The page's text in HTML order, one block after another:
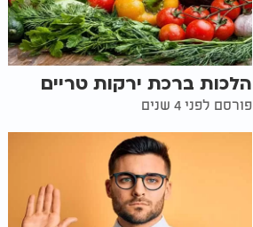
הלכות ברכת ירקות טריים
פורסם לפני 4 שנים